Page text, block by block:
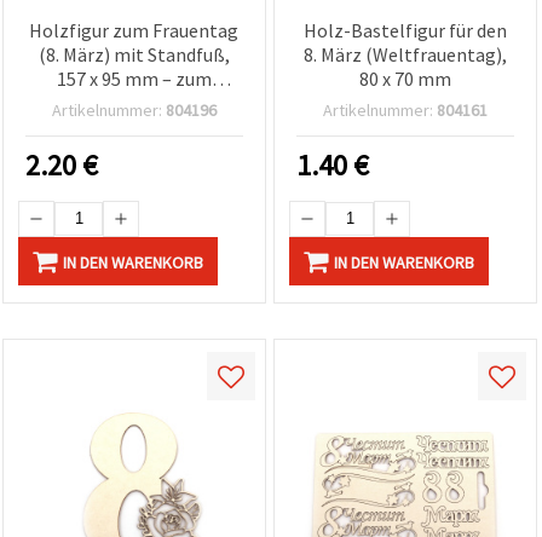
Holzfigur zum Frauentag
(8. März) mit Standfuß,
157 x 95 mm – zum
Basteln & Dekorieren
Artikelnummer: 804196
2.20€
IN DEN WARENKORB
Holz-Bastelfigur für den
8. März (Weltfrauentag),
80 x 70 mm
Artikelnummer: 804161
1.40€
IN DEN WARENKORB